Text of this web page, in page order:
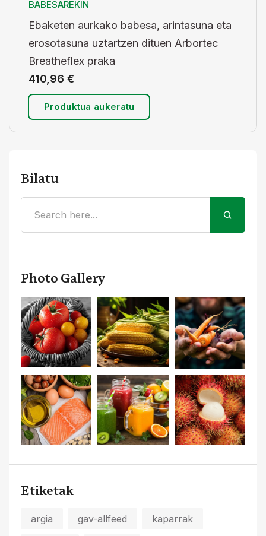
BABESAREKIN
Ebaketen aurkako babesa, arintasuna eta
erosotasuna uztartzen dituen Arbortec
Breatheflex praka
410,96 €
Produktua aukeratu
Bilatu
Photo Gallery
Etiketak
argia gav-allfeed kaparrak